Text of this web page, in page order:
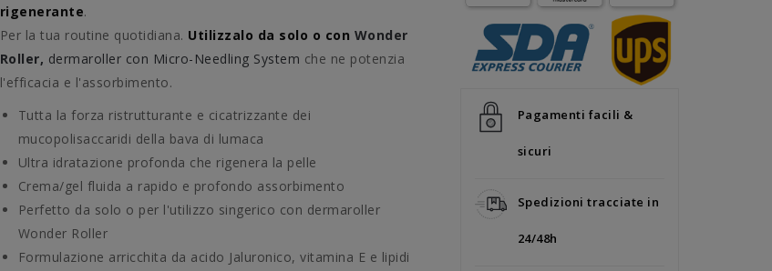
rigenerante.
Per la tua routine quotidiana. Utilizzalo da solo o con Wonder
Roller, dermaroller con Micro-Needling System che ne potenzia
l'efficacia e l'assorbimento.
Tutta la forza ristrutturante e cicatrizzante dei
mucopolisaccaridi della bava di lumaca
Ultra idratazione profonda che rigenera la pelle
Crema/gel fluida a rapido e profondo assorbimento
Perfetto da solo o per l'utilizzo singerico con dermaroller
Wonder Roller
Formulazione arricchita da acido Jaluronico, vitamina E e lipidi
Pagamenti facili &
sicuri
Spedizioni tracciate in
24/48h